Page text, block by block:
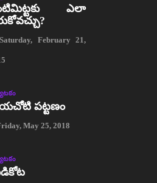
ఎలా
February 21,
పట్టణం
May 25, 2018